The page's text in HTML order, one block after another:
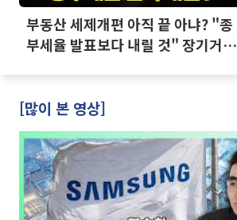
부동산 세제개편 아직 끝 아냐? "종
부세율 발표보다 내릴 것" 장기거주
[많이 본 영상]